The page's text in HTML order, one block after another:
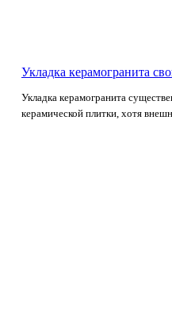
Укладка керамогранита
Укладка керамогранита
керамической плитки, хотя